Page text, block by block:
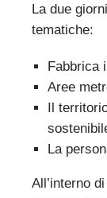
La due
tematiche:
Fabbrica
Aree
Il
La
All’interno